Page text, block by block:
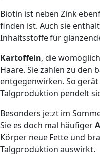
Biotin ist neben Zink
finden ist. Auch sie
Inhaltsstoffe für
Kartoffeln, die
Haare. Sie zählen zu den
entgegenwirken. So
Talgproduktion pendelt
Besonders jetzt im
Sie es doch mal häufiger
Körper neue Fette und
Talgproduktion auswirkt.